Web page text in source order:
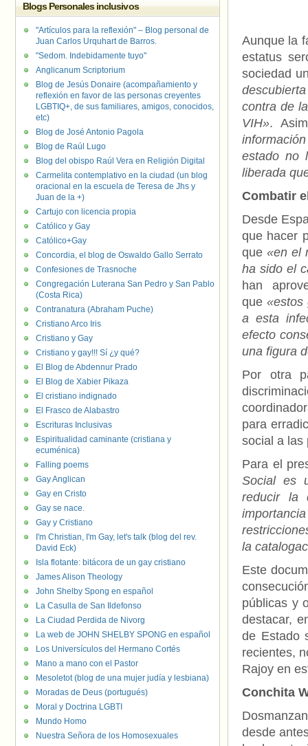
Aunque la
estatus
sociedad
contra de
VIH».
estado no
liberada
Combatir
Desde
que hacer
que «en el
ha sido el
han
que«estos
a esta
efecto
una figura
Por otra
para
social a las
Para el
Social es
reducir la
la
Este
públicas y
destacar,
de Estado
recientes,
Rajoy en
Conchita
desde
Blogs Personales inclusivos
"Artículos para la reflexión" – Blog personal de
Juan Carlos Urquhart de Barros.
"Sedom. Indebidamente tuyo"
Anglicanum Scriptorium
Blog de Jesús Donaire (acompañamiento y
reflexión en favor de las personas creyentes
LGBTIQ+, de sus familiares, amigos, conocidos,
etc)
Blog de José Antonio Pagola
Blog de Raúl Lugo
Blog del obispo Raúl Vera en Religión Digital
Carmelita contemplativo en la ciudad (un blog
oracional en la escuela de Teresa de Jhs y
Juan de la +)
Cartujo con licencia propia
Católico y Gay
Católico+Gay
Concordia, el blog de Oswaldo Gallo Serrato
Confesiones de Trasnoche
Congregación Luterana San Pedro y San Pablo
(Costa Rica)
Contranatura (Abraham Puche)
Cristiano Arco Iris
Cristiano y Gay
Cristiano y gay!!! Sí ¿y qué?
El Blog de Abdennur Prado
El Blog de Xabier Pikaza
El cristiano indignado
El Frasco de Alabastro
Escrituras Inclusivas
Espiritualidad caminante (cristiana y
ecuménica)
Falling poems
Gay Anglican
Gay en Cristo
Gay se nace.
Gay y Cristiano
I'm Christian, I'm Gay, let's talk (blog del rev.
David Eck)
Isla flotante: bitácora de un gay cristiano
James Alison Theology
John Shelby Spong en español
La Casulla de San Ildefonso
La Ciudad Perdida de Nivorg
La web de JOHN SHELBY SPONG en español
Los Universículos del Hermano Cortés
Mano a mano con el Pastor
Mesoletot (blog de una mujer judía y lesbiana)
Moradas de Deus (portugués)
Moral y Doctrina LGBTI
Mundo Homo
Nuestra Señora de los Homosexuales